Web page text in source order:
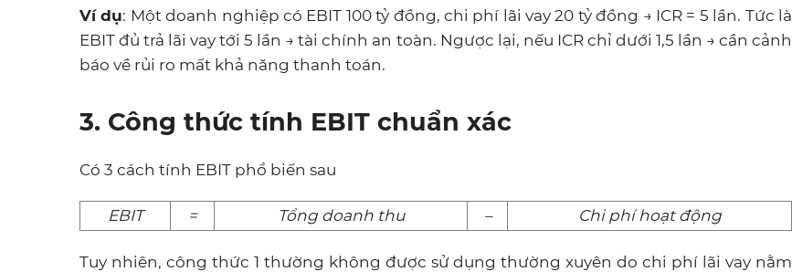
Ví dụ: Một doanh nghiệp có EBIT 100 tỷ đồng, chi phí lãi vay 20 tỷ đồng → ICR = 5 lần. Tức là
EBIT đủ trả lãi vay tới 5 lần → tài chính an toàn. Ngược lại, nếu ICR chỉ dưới 1,5 lần → cần cảnh
báo về rủi ro mất khả năng thanh toán.
3. Công thức tính EBIT chuẩn xác
Có 3 cách tính EBIT phổ biến sau
EBIT = Tổng doanh thu – Chi phí hoạt động
Tuy nhiên, công thức 1 thường không được sử dụng thường xuyên do chi phí lãi vay nằm